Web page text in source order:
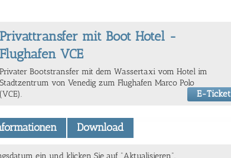
Privattransfer mit Boot Hotel -
Flughafen VCE
Privater Bootstransfer mit dem Wassertaxi vom Hotel im
Stadtzentrum von Venedig zum Flughafen Marco Polo
(VCE).
E-Ticket
Download
ein und klicken Sie auf "Aktualisieren".